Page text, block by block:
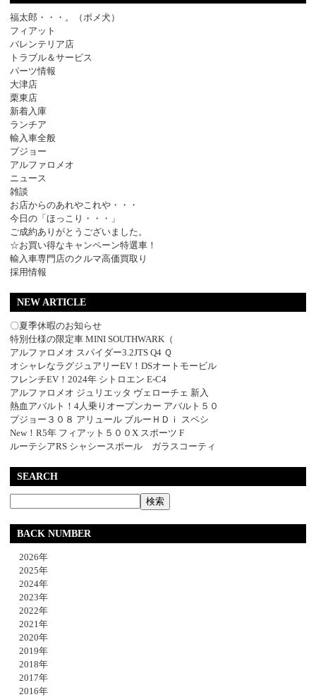
福太郎・・・。（ポメ犬）
フィアット
バレンテリア店
トラブル＆サービス
パーツ情報
大津店
栗東店
新着入庫
ランチア
輸入車全般
プジョー
アルファロメオ
ニュース
雑談
お店からのあれやこれや・・・
今日の「ほっこり・・・」
ご成約ありがとうございました。
☆お買い得なキャンペーン特選車！
輸入車専門店のクルマ高価買取り
採用情報
NEW ARTICLE
〇夏季休暇のお知らせ
特別仕様の限定車 MINI SOUTHWARK（
アルファロメオ スパイダー3.2JTS Q4 Ｑ
オシャレなラグジュアリーEV！DSオートモービル
フレンチEV！2024年 シトロエン E-C4
アルファロメオ ジュリエッタ ヴェローチェ 新入
熱血アバルト！4人乗りオープンカー アバルト５０
プジョー３０８ アリュール ブルーＨＤｉ スペシ
New！R5年 フィアット５００X スポーツ F
ルーテシアRS シャシースポール ガラスコーティ
SEARCH
BACK NUMBER
2026年
2025年
2024年
2023年
2022年
2021年
2020年
2019年
2018年
2017年
2016年